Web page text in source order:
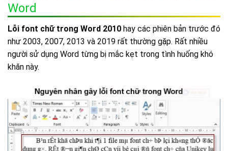
Word
Lỗi font chữ trong Word 2010 hay các phiên bản trước đó
như 2003, 2007, 2013 và 2019 rất thường gặp. Rất nhiều
người sử dụng Word từng bị mắc kẹt trong tình huống khó
khăn này.